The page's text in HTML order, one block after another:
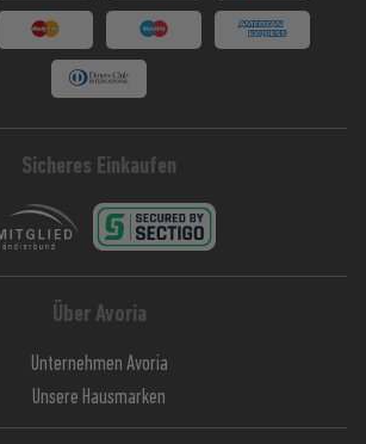
Sicheres Einkaufen
Über Avoria
Unternehmen Avoria
Unsere Hausmarken